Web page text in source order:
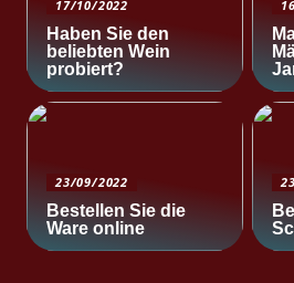
17/10/2022
Haben Sie den
beliebten Wein
probiert?
23/09/2022
Bestellen Sie die
Ware online